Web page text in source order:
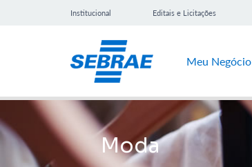
Institucional Editais e Licitações
Meu Negócio
Moda